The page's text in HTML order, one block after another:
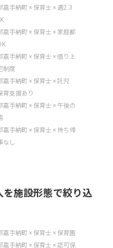
嘉手納町 × 保育士 × 週2.3
嘉手納町 × 保育士 × 家庭都
嘉手納町 × 保育士 × 借り上
制度
嘉手納町 × 保育士 × 託児
育支援あり
嘉手納町 × 保育士 × 午後の
嘉手納町 × 保育士 × 持ち帰
なし
を施設形態で絞り込
嘉手納町 × 保育士 × 保育園
嘉手納町 × 保育士 × 認可保